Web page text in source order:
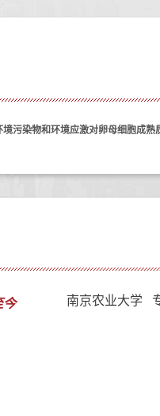
境污染物和环境应激对卵母细胞成熟
今 南京农业大学